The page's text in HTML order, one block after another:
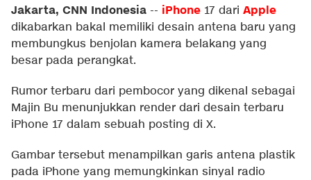
Jakarta, CNN Indonesia -- iPhone 17 dari Apple
dikabarkan bakal memiliki desain antena baru yang
membungkus benjolan kamera belakang yang
besar pada perangkat.
Rumor terbaru dari pembocor yang dikenal sebagai
Majin Bu menunjukkan render dari desain terbaru
iPhone 17 dalam sebuah posting di X.
Gambar tersebut menampilkan garis antena plastik
pada iPhone yang memungkinkan sinyal radio